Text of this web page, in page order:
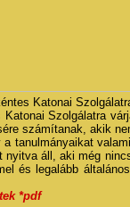
Katonai
Katonai Szolgálatra
számítanak, akik
a tanulmányaikat
nyitva áll, aki még
és legalább
*pdf